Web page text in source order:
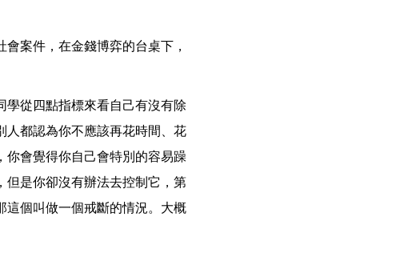
案件，在金錢博弈的台桌下，
從四點指標來看自己有沒有除
人都認為你不應該再花時間、花
你會覺得你自己會特別的容易躁
但是你卻沒有辦法去控制它，第
這個叫做一個戒斷的情況。大概